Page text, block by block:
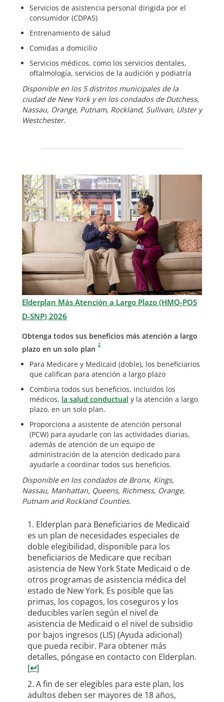
Servicios de asistencia personal dirigida por el
consumidor (CDPAS)
Entrenamiento de salud
Comidas a domicilio
Servicios médicos, como los servicios dentales,
oftalmología, servicios de la audición y podiatría
Disponible en los 5 distritos municipales de la
ciudad de New York y en los condados de Dutchess,
Nassau, Orange, Putnam, Rockland, Sullivan, Ulster y
Westchester.
Elderplan Más Atención a Largo Plazo (HMO-POS
D-SNP) 2026
Obtenga todos sus beneficios más atención a largo
plazo en un solo plan 2
Para Medicare y Medicaid (doble), los beneficiarios
que califican para atención a largo plazo
Combina todos sus beneficios, incluidos los
médicos, la salud conductual y la atención a largo
plazo, en un solo plan.
Proporciona a asistente de atención personal
(PCW) para ayudarle con las actividades diarias,
además de atención de un equipo de
administración de la atención dedicado para
ayudarle a coordinar todos sus beneficios.
Disponible en los condados de Bronx, Kings,
Nassau, Manhattan, Queens, Richmess, Orange,
Putnam and Rockland Counties.
Elderplan para Beneficiarios de Medicaid
es un plan de necesidades especiales de
doble elegibilidad, disponible para los
beneficiarios de Medicare que reciban
asistencia de New York State Medicaid o de
otros programas de asistencia médica del
estado de New York. Es posible que las
primas, los copagos, los coseguros y los
deducibles varíen según el nivel de
asistencia de Medicaid o el nivel de subsidio
por bajos ingresos (LIS) (Ayuda adicional)
que pueda recibir. Para obtener más
detalles, póngase en contacto con Elderplan.
[↩]
A fin de ser elegibles para este plan, los
adultos deben ser mayores de 18 años,